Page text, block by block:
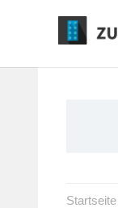
Startseite